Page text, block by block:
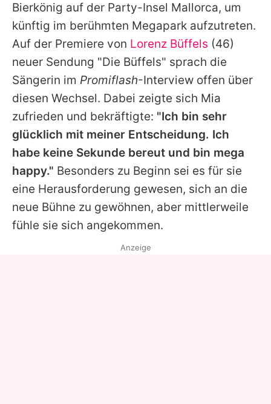
App runterladen
Team
Redaktionelle Richtlinien
Impressum
Datenschutzerklärung
Utiq verwalten
Bierkönig auf der Party-Insel Mallorca, um
künftig im berühmten Megapark aufzutreten.
Auf der Premiere von Lorenz Büffels (46)
neuer Sendung "Die Büffels" sprach die
Sängerin im Promiflash-Interview offen über
diesen Wechsel. Dabei zeigte sich Mia
zufrieden und bekräftigte: "Ich bin sehr
glücklich mit meiner Entscheidung. Ich
habe keine Sekunde bereut und bin mega
happy." Besonders zu Beginn sei es für sie
eine Herausforderung gewesen, sich an die
neue Bühne zu gewöhnen, aber mittlerweile
fühle sie sich angekommen.
Anzeige